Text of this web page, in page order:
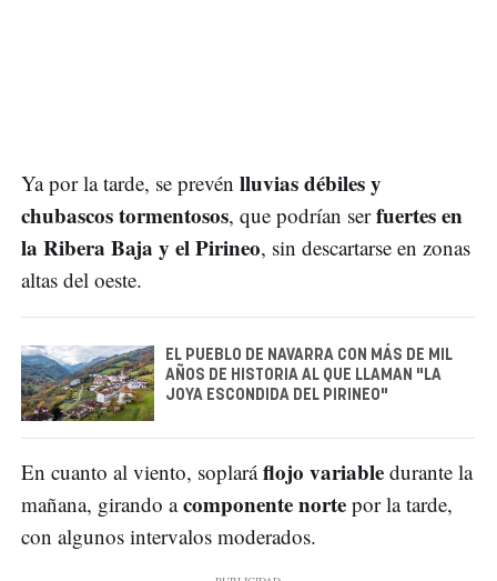
Ya por la tarde, se prevén lluvias débiles y
chubascos tormentosos, que podrían serfuertes en
la Ribera Baja y el Pirineo, sin descartarse en zonas
altas del oeste.
EL PUEBLO DE NAVARRA CON MÁS DE MIL
AÑOS DE HISTORIA AL QUE LLAMAN "LA
JOYA ESCONDIDA DEL PIRINEO"
En cuanto al viento, soplaráflojo variable durante la
mañana, girando acomponente norte por la tarde,
con algunos intervalos moderados.